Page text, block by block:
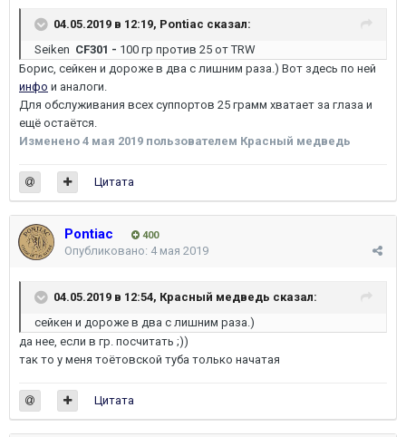
04.05.2019 в 12:19, Pontiac сказал:
Seiken CF301 - 100 гр против 25 от TRW
Борис, сейкен и дороже в два с лишним раза.) Вот здесь по ней
инфо и аналоги.
Для обслуживания всех суппортов 25 грамм хватает за глаза и
ещё остаётся.
Изменено 4 мая 2019 пользователем Красный медведь
Цитата
Pontiac 400
Опубликовано: 4 мая 2019
04.05.2019 в 12:54, Красный медведь сказал:
сейкен и дороже в два с лишним раза.)
да нее, если в гр. посчитать ;))
так то у меня тоётовской туба только начатая
Цитата